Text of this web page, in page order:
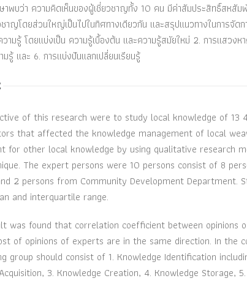
พบว่า ความคิดเห็นของผู้เชี่ยวชาญทั้ง 10 คน มีค่าสัมประสิทธิ์สหสัม
ชาญโดยส่วนใหญ่เป็นไปในทิศทางเดียวกัน และสรุปแนวทางในการจั
วามรู้ โดยแบ่งเป็น ความรู้เบื้องต้น และความรู้สมัยใหม่ 2. การแสวง
มรู้ และ 6. การแบ่งปันแลกเปลี่ยนเรียนรู้
of this research were to study local knowledge of 13
that affected the knowledge management of local
for other local knowledge by using qualitative research
The expert persons were 10 persons consist of 8
2 persons from Community Development Department.
and interquartile range.
was found that correlation coefficient between opinions
of opinions of experts are in the same direction. In the
group should consist of 1. Knowledge Identification
3. Knowledge Creation, 4. Knowledge Storage,